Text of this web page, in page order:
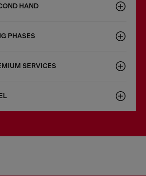
HAND
PHASES
SERVICES